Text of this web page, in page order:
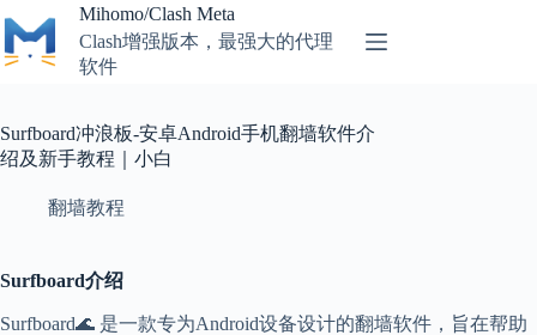
to
content
Mihomo/Clash Meta
Clash增强版本，最强大的代理
软件
Surfboard冲浪板-安卓Android手机翻墙软件介
绍及新手教程｜小白
翻墙教程
Surfboard介绍
Surfboard🌊 是一款专为Android设备设计的翻墙软件，旨在帮助